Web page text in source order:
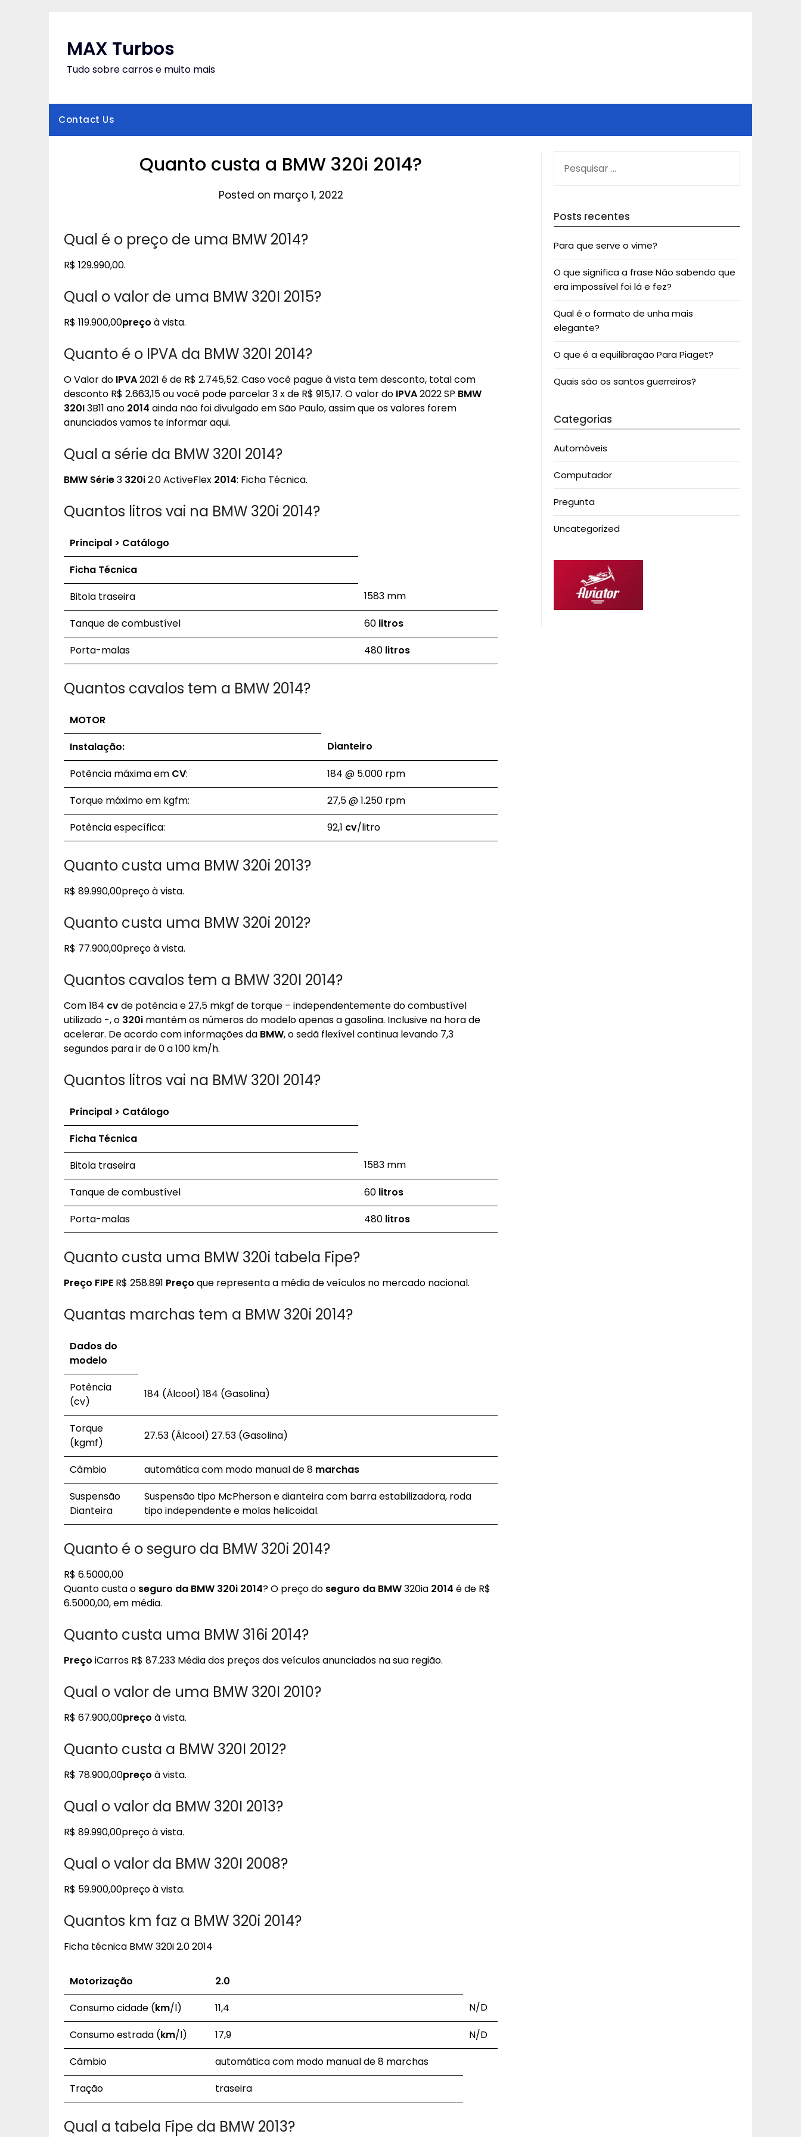
MAX Turbos
Tudo sobre carros e muito mais
Contact Us
Quanto custa a BMW 320i 2014?
Posted on março 1, 2022
Qual é o preço de uma BMW 2014?
R$ 129.990,00.
Qual o valor de uma BMW 320I 2015?
R$ 119.900,00preço à vista.
Quanto é o IPVA da BMW 320I 2014?
O Valor do IPVA2021 é de R$ 2.745,52. Caso você pague à vista tem desconto, total com
desconto R$ 2.663,15 ou você pode parcelar 3 x de R$ 915,17. O valor do IPVA2022 SP BMW
320I3B11 ano 2014 ainda não foi divulgado em São Paulo, assim que os valores forem
anunciados vamos te informar aqui.
Qual a série da BMW 320I 2014?
BMW Série3 320i2.0 ActiveFlex 2014: Ficha Técnica.
Quantos litros vai na BMW 320i 2014?
Principal > Catálogo
Ficha Técnica
Bitola traseira
1583 mm
Tanque de combustível
60 litros
Porta-malas
480 litros
Quantos cavalos tem a BMW 2014?
MOTOR
Instalação:
Dianteiro
Potência máxima em CV:
184 @ 5.000 rpm
Torque máximo em kgfm:
27,5 @ 1.250 rpm
Potência específica:
92,1 cv/litro
Quanto custa uma BMW 320i 2013?
R$ 89.990,00preço à vista.
Quanto custa uma BMW 320i 2012?
R$ 77.900,00preço à vista.
Quantos cavalos tem a BMW 320I 2014?
Com 184 cvde potência e 27,5 mkgf de torque – independentemente do combustível
utilizado -, o 320i mantém os números do modelo apenas a gasolina. Inclusive na hora de
acelerar. De acordo com informações da BMW, o sedã flexível continua levando 7,3
segundos para ir de 0 a 100 km/h.
Quantos litros vai na BMW 320I 2014?
Principal > Catálogo
Ficha Técnica
Bitola traseira
1583 mm
Tanque de combustível
60 litros
Porta-malas
480 litros
Quanto custa uma BMW 320i tabela Fipe?
Preço FIPE R$ 258.891 Preço que representa a média de veículos no mercado nacional.
Quantas marchas tem a BMW 320i 2014?
Dados do
modelo
Potência
(cv)
184 (Álcool) 184 (Gasolina)
Torque
(kgmf)
27.53 (Álcool) 27.53 (Gasolina)
Câmbio automática com modo manual de 8 marchas
Suspensão
Dianteira
Suspensão tipo McPherson e dianteira com barra estabilizadora, roda
tipo independente e molas helicoidal.
Quanto é o seguro da BMW 320i 2014?
R$ 6.5000,00
Quanto custa o seguro da BMW 320i 2014? O preço do seguro da BMW320ia 2014 é de R$
6.5000,00, em média.
Quanto custa uma BMW 316i 2014?
Preço iCarros R$ 87.233 Média dos preços dos veículos anunciados na sua região.
Qual o valor de uma BMW 320I 2010?
R$ 67.900,00preço à vista.
Quanto custa a BMW 320I 2012?
R$ 78.900,00preço à vista.
Qual o valor da BMW 320I 2013?
R$ 89.990,00preço à vista.
Qual o valor da BMW 320I 2008?
R$ 59.900,00preço à vista.
Quantos km faz a BMW 320i 2014?
Ficha técnica BMW 320i 2.0 2014
Motorização
2.0
Consumo cidade (km/l) 11,4
N/D
Consumo estrada (km/l) 17,9
N/D
Câmbio
automática com modo manual de 8 marchas
Tração
traseira
Qual a tabela Fipe da BMW 2013?
POR:
Posts recentes
Para que serve o vime?
O que significa a frase Não sabendo que
era impossível foi lá e fez?
Qual é o formato de unha mais
elegante?
O que é a equilibração Para Piaget?
Quais são os santos guerreiros?
Categorias
Automóveis
Computador
Pregunta
Uncategorized